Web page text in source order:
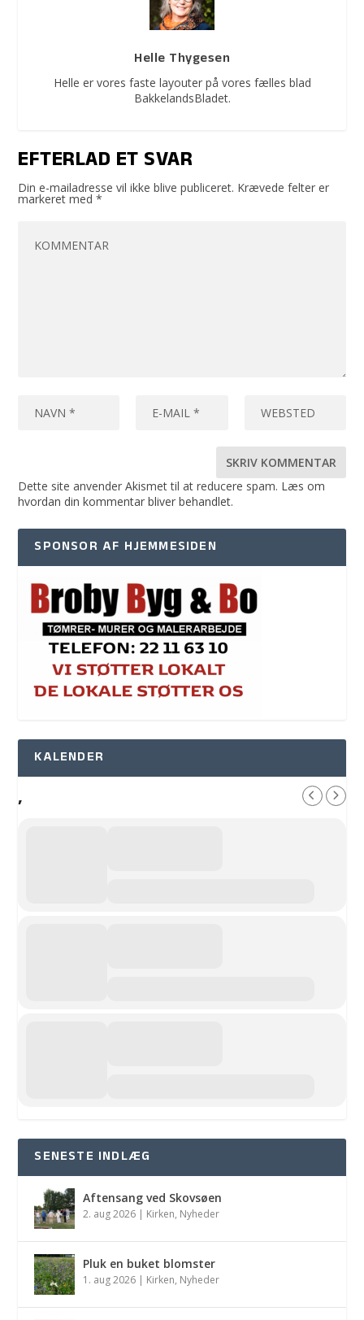
Helle Thygesen
Helle er vores faste layouter på vores fælles blad
BakkelandsBladet.
EFTERLAD ET SVAR
Din e-mailadresse vil ikke blive publiceret. Krævede felter er
markeret med*
Dette site anvender Akismet til at reducere spam. Læs om
hvordan din kommentar bliver behandlet.
SPONSOR AF HJEMMESIDEN
KALENDER
,
SENESTE INDLÆG
Aftensang ved Skovsøen
2. aug 2026 | Kirken, Nyheder
Pluk en buket blomster
1. aug 2026 | Kirken, Nyheder